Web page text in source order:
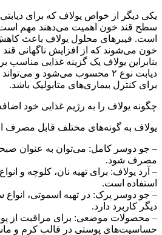
یکی دیگر از خواص یولاف که برای
سطح قند خون اهمیت می‌دهند مهم است،
است. فیبرهای محلول یولاف باعث
خون می‌شوند که از افزایش ناگهانی
بنابراین یولاف یک گزینه غذایی مناسب
دیابت نوع ۲ محسوب می‌شود و
برای کنترل بیماری‌های متابولیک باشد.
چگونه یولاف را به رژیم غذایی خود
یولاف به گونه‌های مختلف قابل مصرف
– جو دوسر کامل: می‌توان به عنوان
مصرف شود.
– آرد یولاف: برای تهیه نان، کلوچه و
استفاده است.
– جو دوسر پرک: در تهیه اسموتی، انواع
دیگر کاربرد دارد.
– محصولات موضعی: برای مراقبت از
حساسیت‌های پوستی در قالب کرم و